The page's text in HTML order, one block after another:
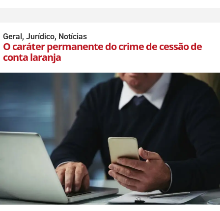
Geral, Jurídico, Notícias
O caráter permanente do crime de cessão de
conta laranja